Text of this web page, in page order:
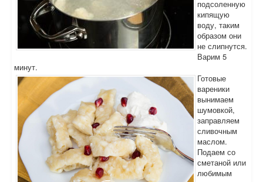
подсоленную
кипящую
воду, таким
образом они
не слипнутся.
Варим 5
минут.
Готовые
вареники
вынимаем
шумовкой,
заправляем
сливочным
маслом.
Подаем со
сметаной или
любимым